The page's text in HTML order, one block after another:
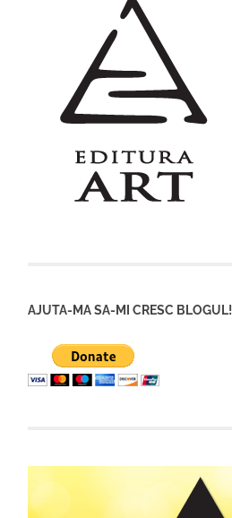
AJUTA-MA SA-MI CRESC BLOGUL!